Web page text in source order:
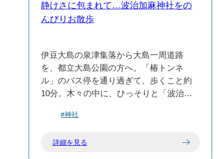
ビニがないから、ここで飲み物やおやつ
を調権しておくのがスマートかも。
静けさに包まれて…波治加麻神社をの
んびりお散歩
伊豆大島の泉津集落から大島一周道路
を、都立大島公園の方へ。「椿トンネ
ル」のバス停を通り過ぎて、歩くこと約
10分。木々の中に、ひっそりと「波治加
現れます。 ここからが、ちょっと特別な
両側には空に向かってまっすぐ伸びる杉
#神社
詳細を見る